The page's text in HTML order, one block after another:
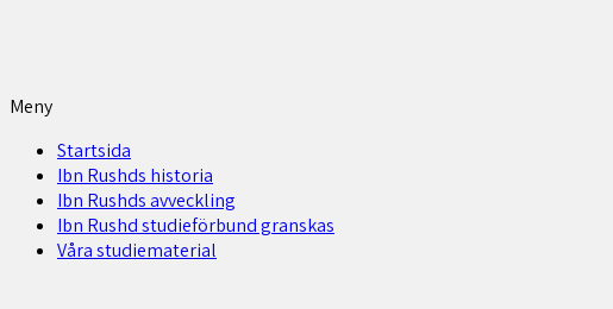
Meny
Startsida
Ibn Rushds historia
Ibn Rushds avveckling
Ibn Rushd studieförbund granskas​
Våra studiematerial